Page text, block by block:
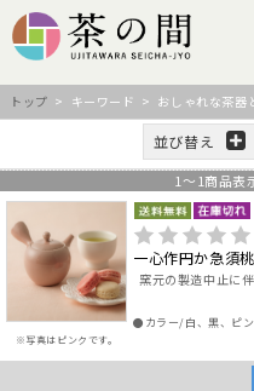
トップ > キーワード > おしゃれな茶器
並び替え
1 ～ 1商品表
※写真はピンクです。
一心作円か急須桃
窯元の製造中止に
●カラー/白、黒、ピ